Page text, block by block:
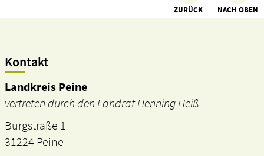
ZURÜCK NACH OBEN
Kontakt
Landkreis Peine
vertreten durch den Landrat Henning Heiß
Burgstraße 1
31224 Peine